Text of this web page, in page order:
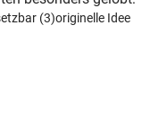
(3)originelle Idee